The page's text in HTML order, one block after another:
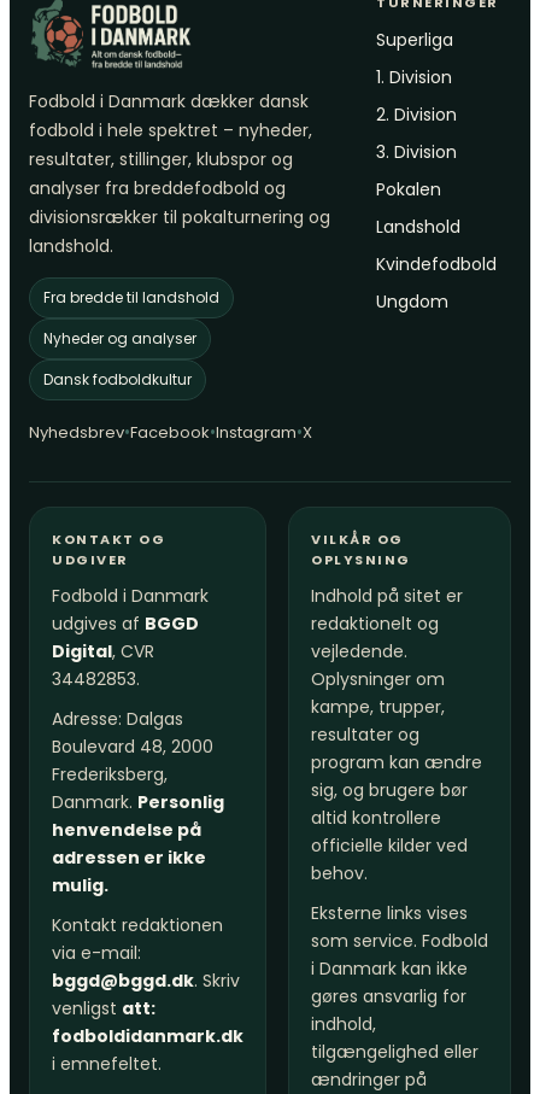
Fodbold i Danmark dækker dansk
fodbold i hele spektret – nyheder,
resultater, stillinger, klubspor og
analyser fra breddefodbold og
divisionsrækker til pokalturnering og
landshold.
Fra bredde til landshold
Nyheder og analyser
Dansk fodboldkultur
Nyhedsbrev•Facebook•Instagram•X
Superliga
1. Division
2. Division
3. Division
Pokalen
Landshold
Kvindefodbold
Ungdom
KONTAKT OG
UDGIVER
Fodbold i Danmark
udgives af BGGD
Digital, CVR
34482853.
Adresse: Dalgas
Boulevard 48, 2000
Frederiksberg,
Danmark. Personlig
henvendelse på
adressen er ikke
mulig.
Kontakt redaktionen
via e-mail:
bggd@bggd.dk. Skriv
venligst att:
fodboldidanmark.dk
i emnefeltet.
VILKÅR OG
OPLYSNING
Indhold på sitet er
redaktionelt og
vejledende.
Oplysninger om
kampe, trupper,
resultater og
program kan ændre
sig, og brugere bør
altid kontrollere
officielle kilder ved
behov.
Eksterne links vises
som service. Fodbold
i Danmark kan ikke
gøres ansvarlig for
indhold,
tilgængelighed eller
ændringer på